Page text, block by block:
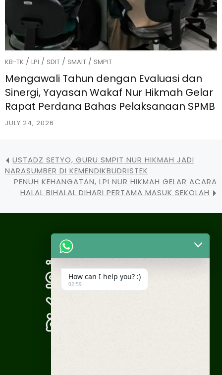
KB-TK / LPI / SDIT / SMAIT / SMPIT
Mengawali Tahun dengan Evaluasi dan
Sinergi, Yayasan Wakaf Nur Hikmah Gelar
Rapat Perdana Bahas Pelaksanaan SPMB
JULY 24, 2026
USTADZ SETYO, GURU SMPIT NUR HIKMAH JADI
NARASUMBER DI KEMENDIKBUDRISTEK
PENUH KEHANGATAN, LPI NUR HIKMAH GELAR ACARA
HALAL BIHALAL DIHARI PERTAMA MASUK SEKOLAH
How can I help you? :)
02:59